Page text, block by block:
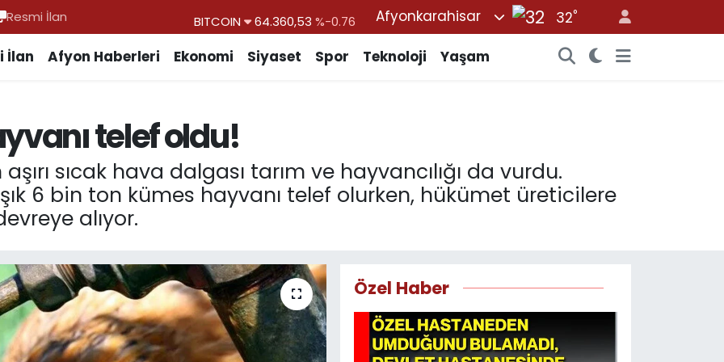
Resmi İlan BITCOIN 64.360,53 %-0.76
GRAM ALTIN
BİST100
%64
Afyonkarahisar 32°
İlan Afyon Haberleri Ekonomi Siyaset Spor Teknoloji Yaşam
telef oldu!
sıcak hava dalgası tarım ve hayvancılığı da vurdu.
6 bin ton kümes hayvanı telef olurken, hükümet üreticilere
alıyor.
Özel Haber